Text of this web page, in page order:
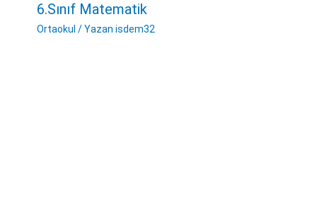
6.Sınıf Matematik
Ortaokul / Yazan isdem32